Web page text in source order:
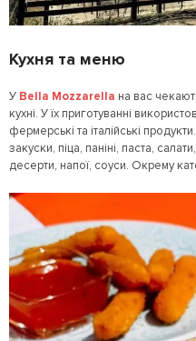
Кухня та меню
У Bella Mozzarella на вас
кухні. У їх приготуванні
фермерські та італійські
закуски, піца, паніні, паста,
десерти, напої, соуси. Окрему